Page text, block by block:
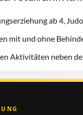
ab 4,
mit und ohne
Aktivitäten neben